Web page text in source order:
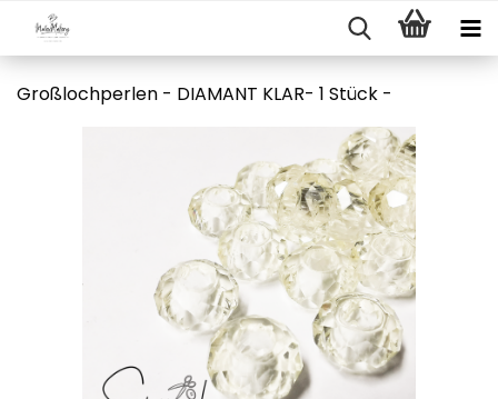
Großlochperlen - DIAMANT KLAR- 1 Stück -